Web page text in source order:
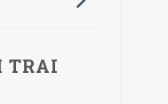
TRAI